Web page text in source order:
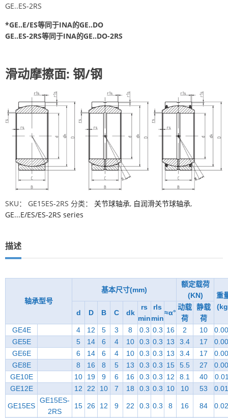
GE..ES-2RS
*GE..E/ES等同于INA的GE..DO
GE..ES-2RS等同于INA的GE..DO-2RS
滑动摩擦面: 钢/钢
SKU： GE15ES-2RS 分类： 关节球轴承, 自润滑关节球轴承,
GE...E/ES/ES-2RS series
描述
轴承型号
基本尺寸(mm)
额定载荷
(KN)
重
d D B C dk
rs
min
rls
min
≈α°
动载
荷
静载
荷
GE4E
4 12 5 3 8 0.3 0.3 16 2 10
GE5E
5 14 6 4 10 0.3 0.3 13 3.4 17
GE6E
6 14 6 4 10 0.3 0.3 13 3.4 17
GE8E
8 16 8 5 13 0.3 0.3 15 5.5 27
GE10E
10 19 9 6 16 0.3 0.3 12 8.1 40
GE12E
12 22 10 7 18 0.3 0.3 10 10 53
GE15ES
GE15ES-
2RS
15 26 12 9 22 0.3 0.3 8 16 84